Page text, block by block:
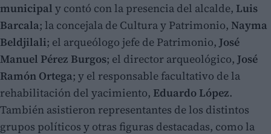
municipal y contó con la presencia del alcalde, Luis
Barcala; la concejala de Cultura y Patrimonio, Nayma
Beldjilali; el arqueólogo jefe de Patrimonio, José
Manuel Pérez Burgos; el director arqueológico, José
Ramón Ortega; y el responsable facultativo de la
rehabilitación del yacimiento, Eduardo López.
También asistieron representantes de los distintos
grupos políticos y otras figuras destacadas, como la